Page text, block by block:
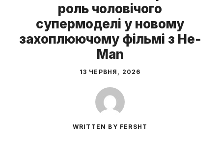
роль чоловічого
супермоделі у новому
захоплюючому фільмі з He-
Man
13 ЧЕРВНЯ, 2026
WRITTEN BY FERSHT